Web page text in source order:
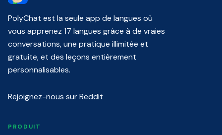
PolyChat est la seule app de langues où
vous apprenez 17 langues grâce à de vraies
conversations, une pratique illimitée et
gratuite, et des leçons entièrement
personnalisables.
Rejoignez-nous sur Reddit
PRODUIT